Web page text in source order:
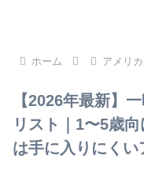
ホーム アメリ
【2026年最新】
リスト｜1〜5歳
は手に入りにく